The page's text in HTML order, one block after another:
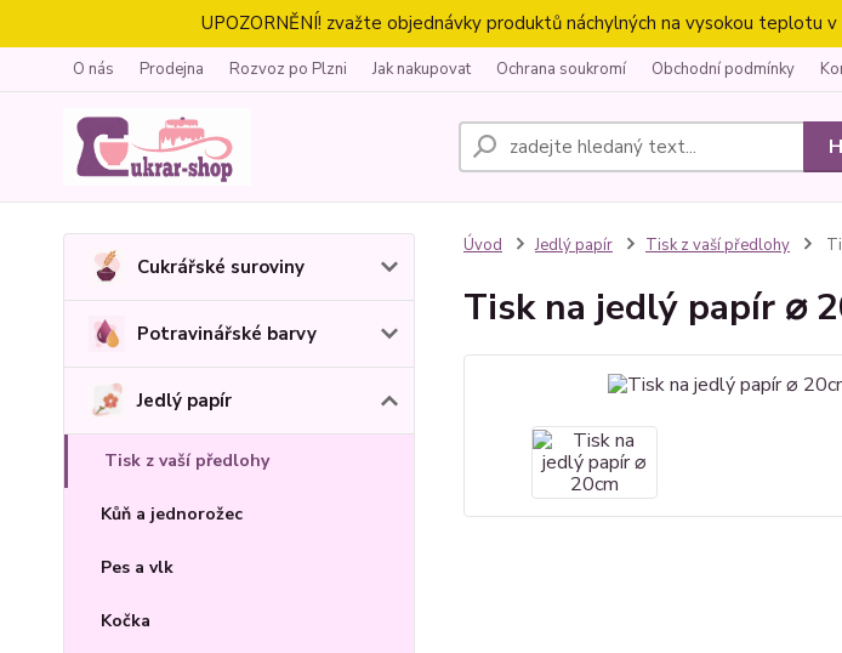
UPOZORNĚNÍ! zvažte objednávky produktů náchylných na vysokou teplotu
O nás Prodejna Rozvoz po Plzni Jak nakupovat Ochrana soukromí Obchodní podmínky
Cukrářské suroviny
Potravinářské barvy
Jedlý papír
Tisk z vaší předlohy
Kůň a jednorožec
Pes a vlk
Kočka
Úvod Jedlý papír Tisk z vaší předlohy
Tisk na jedlý papír ⌀